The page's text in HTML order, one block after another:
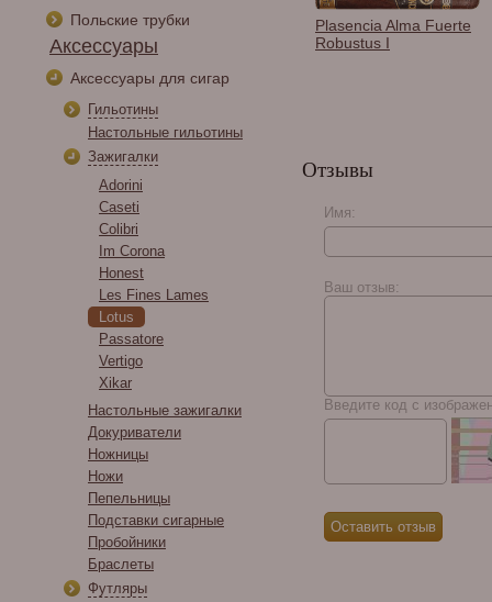
Польские трубки
Аксессуары
Аксессуары для сигар
Гильотины
Настольные гильотины
Зажигалки
Adorini
Caseti
Colibri
Im Corona
Honest
Les Fines Lames
Lotus
Passatore
Vertigo
Xikar
Настольные зажигалки
Докуриватели
Ножницы
Ножи
Пепельницы
Подставки сигарные
Пробойники
Браслеты
Футляры
Зажигалка трубочная
Im Corona - 33-3202 -
Plasencia Alma Fuerte
Robustus I
La Flor Dominicana
Suave Grand Maduro
№ 6
Отзывы
Имя:
Ваш отзыв:
Введите код с